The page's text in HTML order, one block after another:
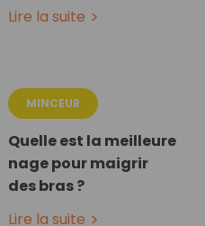
Lire la suite
MINCEUR
Quelle est la meilleure
nage pour maigrir
des bras ?
Lire la suite